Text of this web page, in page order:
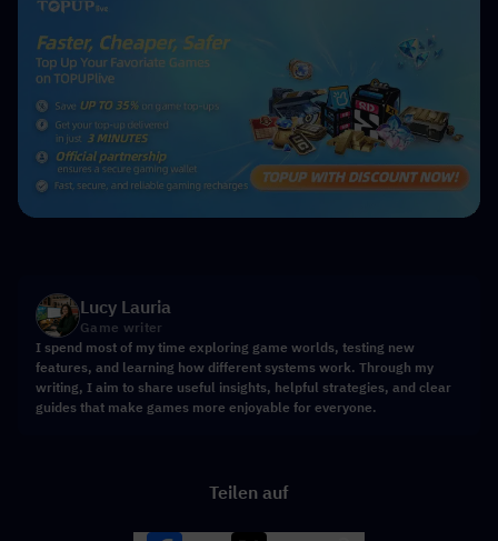
Lucy Lauria
Game writer
I spend most of my time exploring game worlds, testing new
features, and learning how different systems work. Through my
writing, I aim to share useful insights, helpful strategies, and clear
guides that make games more enjoyable for everyone.
Teilen auf